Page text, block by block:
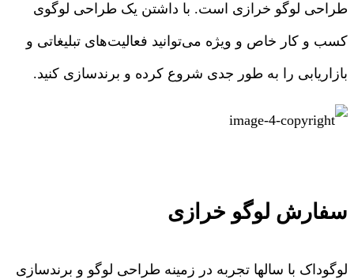
طراحی لوگو خرازی است. با داشتن یک طراحی لوگوی
کسب و کار خاص و ویژه می‌توانید فعالیت‌های تبلیغاتی و
بازاریابی را به طور جدی شروع کرده و برندسازی کنید.
سفارش لوگو خرازی
لوگوداک با سالها تجربه در زمینه طراحی لوگو و برندسازی